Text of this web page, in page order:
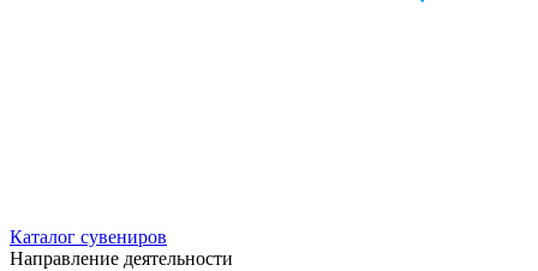
Каталог сувениров
Направление деятельности